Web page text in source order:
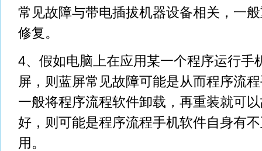
常见故障与带电插拔机器设备相关，一
修复。
4、假如电脑上在应用某一个程序运行手
屏，则蓝屏常见故障可能是从而程序流
一般将程序流程软件卸载，再重装就可
好，则可能是程序流程手机软件自身有
用。